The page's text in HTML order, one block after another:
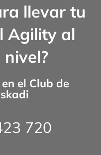
llevar tu
Agility al
el Club de
720